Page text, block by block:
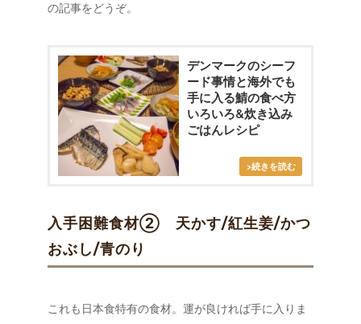
の記事をどうぞ。
デンマークのシーフ
ード事情と海外でも
手に入る鯖の食べ方
いろいろ&炊き込み
ごはんレシピ
入手困難食材② 天かす/紅生姜/かつ
おぶし/青のり
これも日本食特有の食材。運が良ければ手に入りま